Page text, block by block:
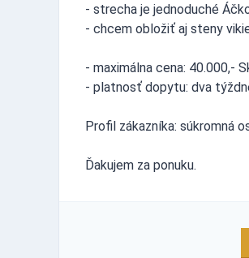
- strecha je jednoduché
- chcem obložiť aj steny
- maximálna cena: 40.000,-
- platnosť dopytu: dva
Profil zákazníka: súkromná
Ďakujem za ponuku.